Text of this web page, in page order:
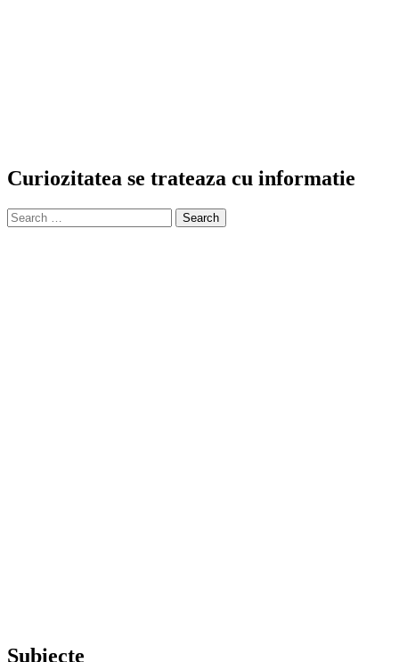
Curiozitatea se trateaza cu informatie
Search
for:
Subiecte